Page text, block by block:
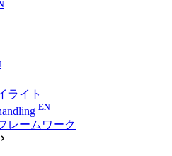
ライト
レームワーク